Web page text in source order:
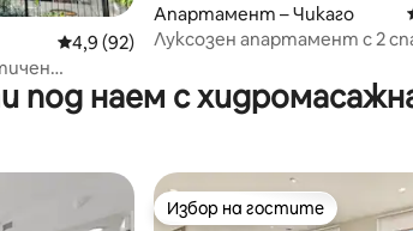
Средна оценка: 4,9 от 5, 92 отзива
4,9 (92)
Таун
Апартамент – Чикаго
Луксозен апартамент с 2
наем с
Избор на гостите
Избор на гостите